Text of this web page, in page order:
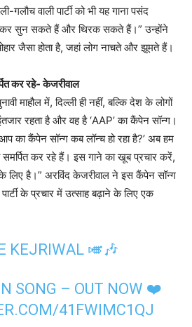
वाली पार्टी को भी यह गाना पसंद
सुन सकते हैं और थिरक सकते हैं।” उन्होंने
जैसा होता है, जहां लोग नाचते और झूमते हैं।
कर रहे- केजरीवाल
माहौल में, दिल्ली ही नहीं, बल्कि देश के लोगों
रहता है और वह है ‘AAP’ का कैंपेन सॉन्ग।
का कैंपेन सॉन्ग कब लॉन्च हो रहा है?’ अब हम
समर्पित कर रहे हैं। इस गाने का खूब प्रचार करें,
के लिए है।” अरविंद केजरीवाल ने इस कैंपेन सॉन्ग
के प्रचार में उत्साह बढ़ाने के लिए एक
KEJRIWAL 🎺🎶
SONG – OUT NOW ❤️
41FWIMC1QJ